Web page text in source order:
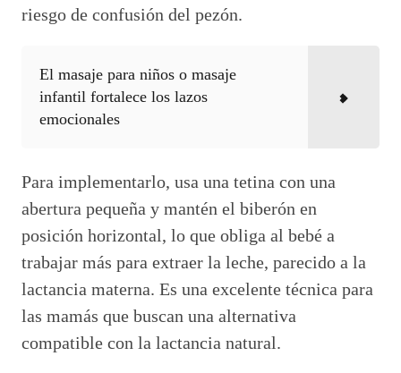
riesgo de confusión del pezón.
El masaje para niños o masaje
infantil fortalece los lazos
emocionales
Para implementarlo, usa una tetina con una
abertura pequeña y mantén el biberón en
posición horizontal, lo que obliga al bebé a
trabajar más para extraer la leche, parecido a la
lactancia materna. Es una excelente técnica para
las mamás que buscan una alternativa
compatible con la lactancia natural.